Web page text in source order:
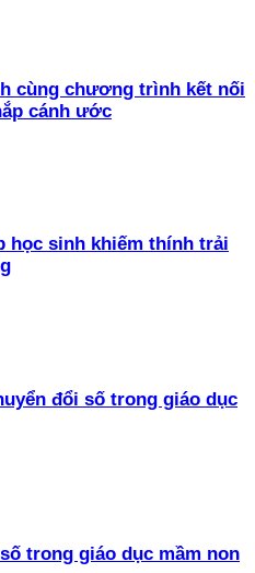
cùng chương trình kết nối
cánh ước
học sinh khiếm thính trải
đổi số trong giáo dục
trong giáo dục mầm non